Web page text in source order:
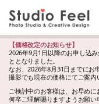
【価格改定のお知らせ】
2026年9月1日以降のお申し込
ととなりました。
なお、2026年8月31日までにお
撮影でも現在の価格にてご案内
ご検討中のお客様は、お早めに
何卒ご理解賜りますようお願い